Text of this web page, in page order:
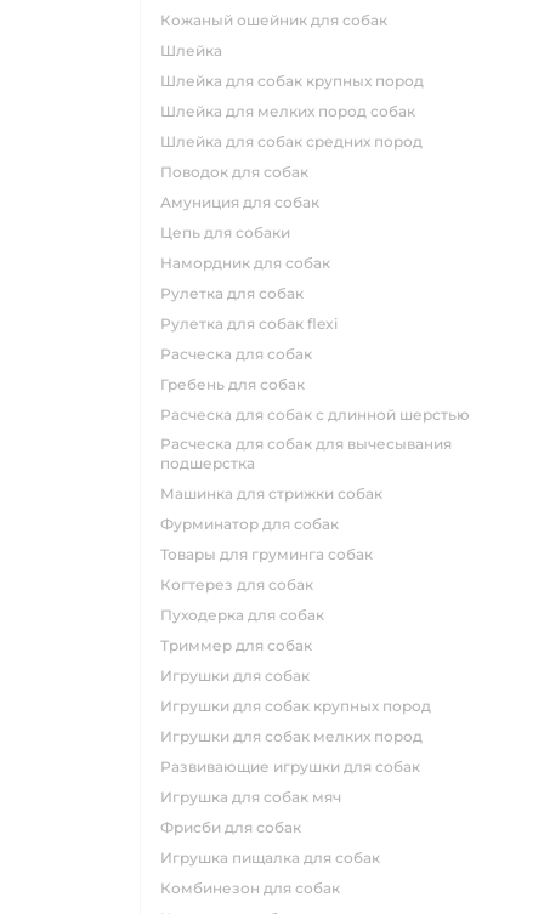
кожаный ошейник для собак
шлейка
шлейка для собак крупных пород
шлейка для мелких пород собак
шлейка для собак средних пород
поводок для собак
амуниция для собак
цепь для собаки
намордник для собак
рулетка для собак
рулетка для собак flexi
расческа для собак
гребень для собак
расческа для собак с длинной шерстью
расческа для собак для вычесывания
подшерстка
машинка для стрижки собак
фурминатор для собак
товары для груминга собак
когтерез для собак
пуходерка для собак
триммер для собак
игрушки для собак
игрушки для собак крупных пород
игрушки для собак мелких пород
развивающие игрушки для собак
игрушка для собак мяч
фрисби для собак
игрушка пищалка для собак
комбинезон для собак